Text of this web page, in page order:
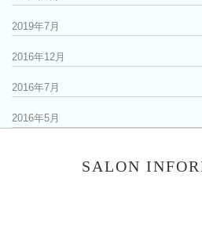
2019年7月
2016年12月
2016年7月
2016年5月
SALON